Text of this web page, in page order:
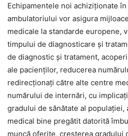
Echipamentele noi achiziționate
ambulatoriului vor asigura
medicale la standarde europene,
timpului de diagnosticare și
de diagnostic și tratament,
ale pacienților, reducerea
redirecționați către alte centre
numărului de internări, cu
gradului de sănătate al populației,
medical bine pregătit datorită
muncă oferite, creșterea gradului